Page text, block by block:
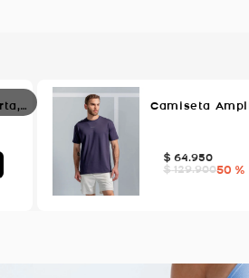
Camiseta Slim Evolución Manga Corta, Color Rojo Para Hombre
$ 64.950
$ 129.90050 %